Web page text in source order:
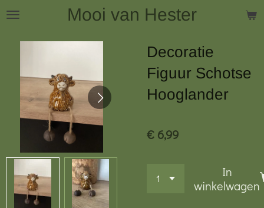
Ga
hoofdinhoud
Mooi van Hester
Decoratie
Figuur Schotse
Hooglander
€ 6,99
In
winkelwagen